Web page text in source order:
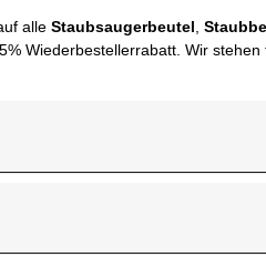
alleStaubsaugerbeutel,
Wiederbestellerrabatt. Wir